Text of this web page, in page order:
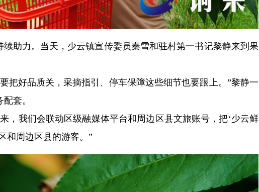
助力。当天，少云镇宣传委员秦雪和驻村第一书记黎静来到果
把好品质关，采摘指引、停车保障这些细节也要跟上。”黎静一
套。
，我们会联动区级融媒体平台和周边区县文旅账号，把‘少云鲜
和周边区县的游客。”